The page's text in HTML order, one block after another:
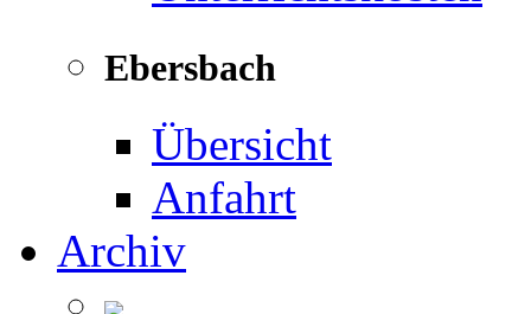
Ebersbach
Übersicht
Anfahrt
Archiv